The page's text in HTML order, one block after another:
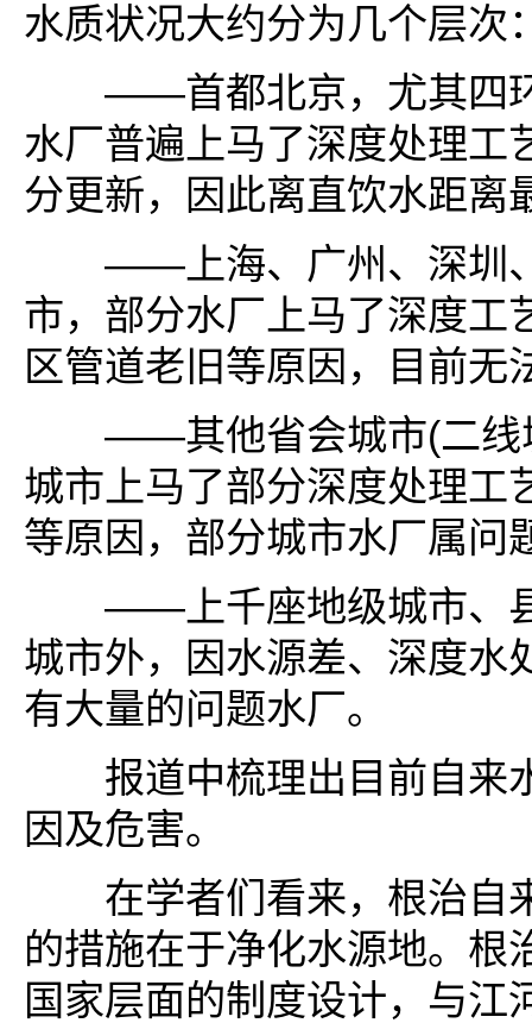
水质状况大约分为几个层次
——首都北京，尤其四环
水厂普遍上马了深度处理工
分更新，因此离直饮水距离
——上海、广州、深圳、
市，部分水厂上马了深度工
区管道老旧等原因，目前无
——其他省会城市(二线
城市上马了部分深度处理工
等原因，部分城市水厂属问
——上千座地级城市、县
城市外，因水源差、深度水
有大量的问题水厂。
报道中梳理出目前自来
因及危害。
在学者们看来，根治自
的措施在于净化水源地。根
国家层面的制度设计，与江